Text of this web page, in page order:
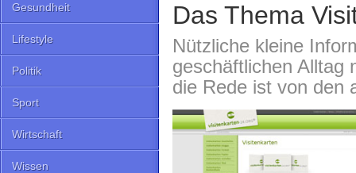
Das Thema
Nützliche kleine
geschäftlichen Alltag
die Rede ist von den
Gesundheit
Lifestyle
Politik
Sport
Wirtschaft
Wissen